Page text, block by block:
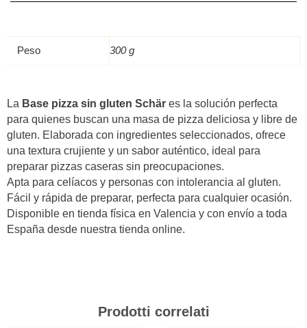
Schär
quantità
Peso 300 g
La Base pizza sin gluten Schär es la solución perfecta
para quienes buscan una masa de pizza deliciosa y libre de
gluten. Elaborada con ingredientes seleccionados, ofrece
una textura crujiente y un sabor auténtico, ideal para
preparar pizzas caseras sin preocupaciones.
Apta para celíacos y personas con intolerancia al gluten.
Fácil y rápida de preparar, perfecta para cualquier ocasión.
Disponible en tienda física en Valencia y con envío a toda
España desde nuestra tienda online.
Prodotti correlati